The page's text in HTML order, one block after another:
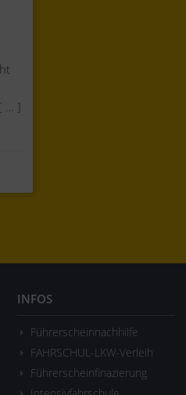
… ]
INFOS
Führerscheinnachhilfe
FAHRSCHUL-LKW-Verleih
Führerscheinfinazierung